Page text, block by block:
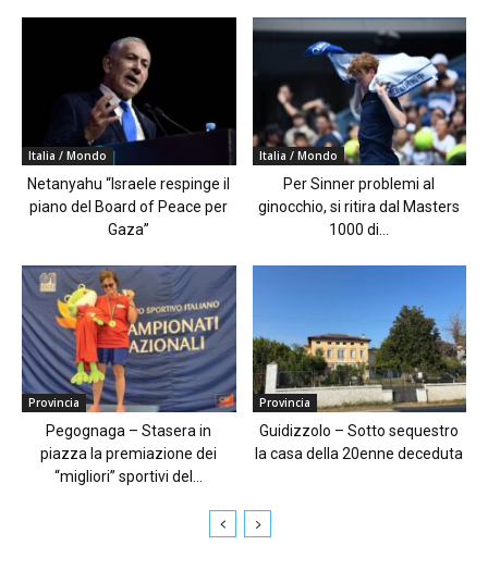
Italia / Mondo
Netanyahu “Israele respinge il
piano del Board of Peace per
Gaza”
Italia / Mondo
Per Sinner problemi al
ginocchio, si ritira dal Masters
1000 di...
Provincia
Pegognaga – Stasera in
piazza la premiazione dei
“migliori” sportivi del...
Provincia
Guidizzolo – Sotto sequestro
la casa della 20enne deceduta